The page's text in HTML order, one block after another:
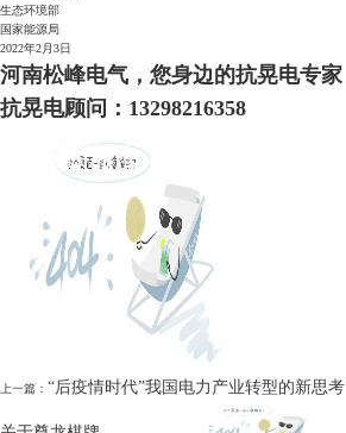
生态环境部
国家能源局
2022年2月3日
河南松峰电气，您身边的抗晃电专家
抗晃电顾问：13298216358
上一篇： “后疫情时代”我国电力产业转型的新思考